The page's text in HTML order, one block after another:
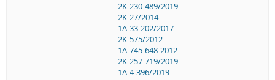
2K-230-489/2019
2K-27/2014
1A-33-202/2017
2K-575/2012
1A-745-648-2012
2K-257-719/2019
1A-4-396/2019